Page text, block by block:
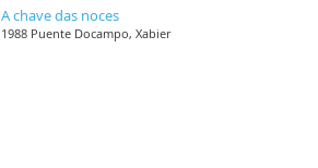
A chave das noces
1988 Puente Docampo, Xabier